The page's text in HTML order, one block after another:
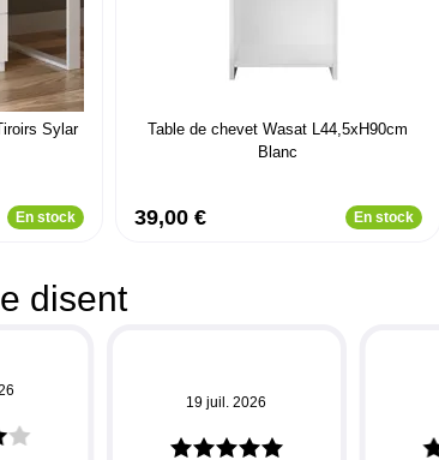
Sylar
En stock
Table de chevet Wasat L44,5xH90cm
Blanc
39,00 € En stock
disent
19 juil. 2026